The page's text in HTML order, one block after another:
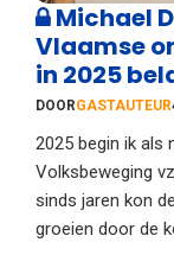
Michael
Vlaamse
in 2025
DOORGASTAUTEUR
2025 begin ik als
Volksbeweging
sinds jaren kon
groeien door de